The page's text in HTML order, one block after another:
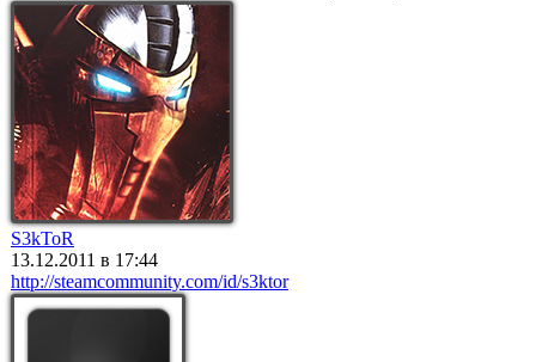
S3kToR
13.12.2011 в 17:44
http://steamcommunity.com/id/s3ktor